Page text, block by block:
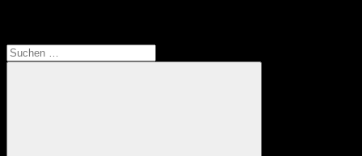
Suchen
nach: